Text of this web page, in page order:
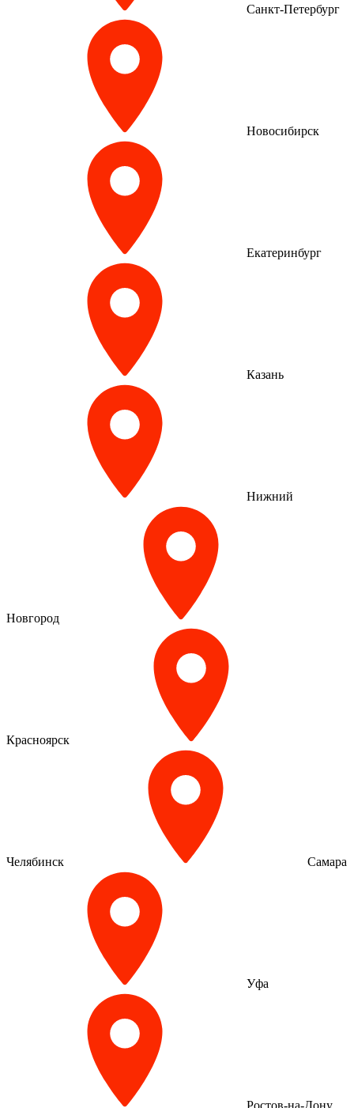
Санкт-Петербург
Новосибирск
Екатеринбург
Казань
Нижний
Новгород
Красноярск
Челябинск Самара
Уфа
Ростов-на-Дону